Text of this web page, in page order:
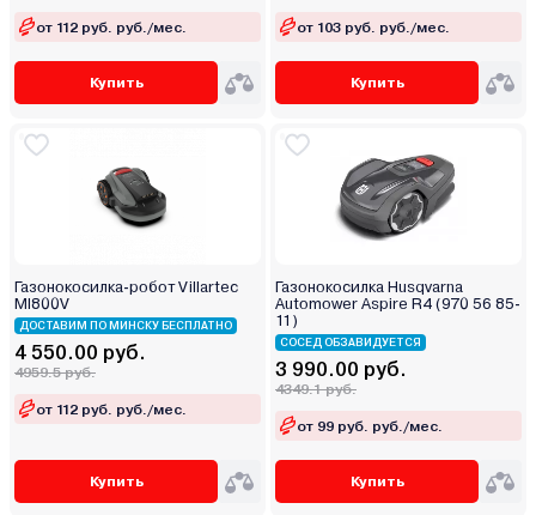
от 112 руб. руб./мес.
Купить
от 103 руб. руб./мес.
Купить
Газонокосилка-робот Villartec
MI800V
ДОСТАВИМ ПО МИНСКУ БЕСПЛАТНО
4 550.00 руб.
4959.5 руб.
от 112 руб. руб./мес.
Купить
Газонокосилка Husqvarna
Automower Aspire R4 (970 56 85-
11)
СОСЕД ОБЗАВИДУЕТСЯ
3 990.00 руб.
4349.1 руб.
от 99 руб. руб./мес.
Купить